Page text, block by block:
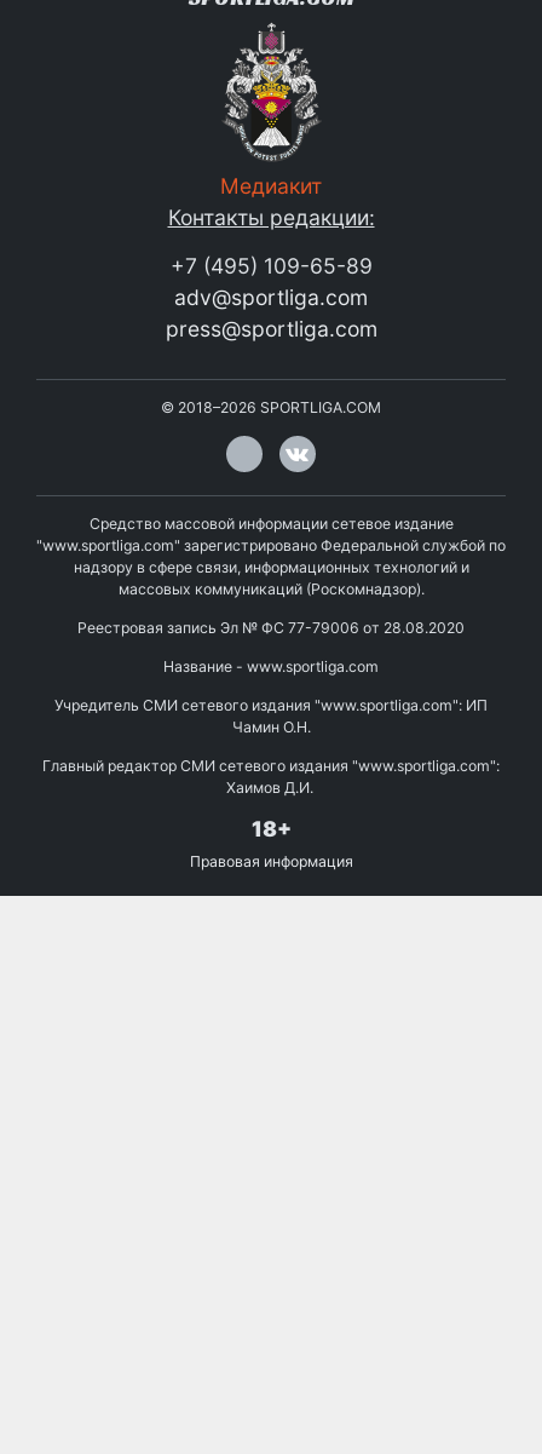
Медиакит
Контакты редакции:
+7 (495) 109-65-89
adv@sportliga.com
press@sportliga.com
© 2018–2026 SPORTLIGA.COM
Средство массовой информации сетевое издание
"www.sportliga.com" зарегистрировано Федеральной службой по
надзору в сфере связи, информационных технологий и
массовых коммуникаций (Роскомнадзор).
Реестровая запись Эл № ФС 77-79006 от 28.08.2020
Название - www.sportliga.com
Учредитель СМИ сетевого издания "www.sportliga.com": ИП
Чамин О.Н.
Главный редактор СМИ сетевого издания "www.sportliga.com":
Хаимов Д.И.
18+
Правовая информация